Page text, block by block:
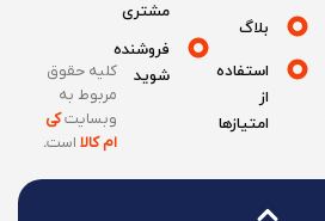
بلاگ
استفاده
امتیازها
مشتری
فروشنده
شوید
کلیه حقوق
مربوط به
وبسایتکی
ام کالااست.